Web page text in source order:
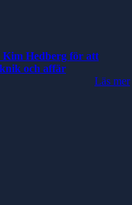
Kim Hedberg för att
och affär
Läs mer